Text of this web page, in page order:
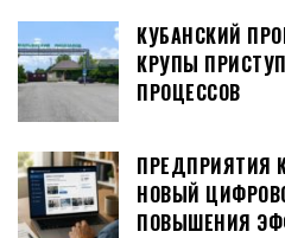
КУБАНСКИЙ
КРУПЫ
ПРОЦЕССОВ
ПРЕДПРИЯТИЯ
НОВЫЙ
ПОВЫШЕНИЯ